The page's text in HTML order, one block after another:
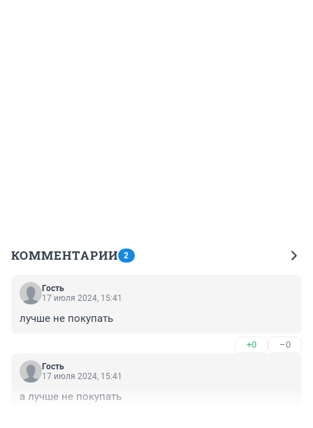
КОММЕНТАРИИ 2
Гость
17 июля 2024, 15:41
лучше не покупать
+0 –0
Гость
17 июля 2024, 15:41
а лучше не покупать